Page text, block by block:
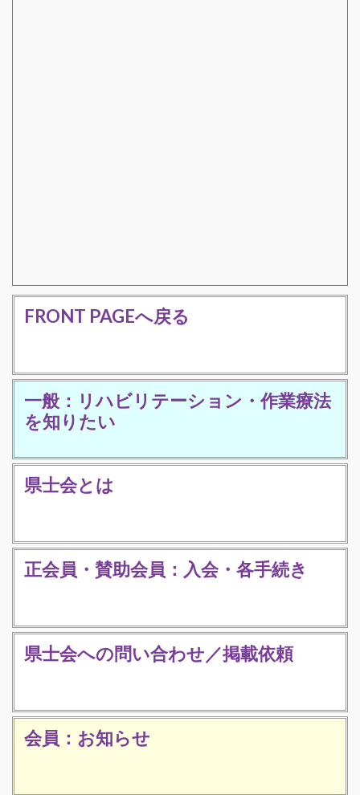
FRONT PAGEへ戻る
一般：リハビリテーション・作業療法
を知りたい
県士会とは
正会員・賛助会員：入会・各手続き
県士会への問い合わせ／掲載依頼
会員：お知らせ